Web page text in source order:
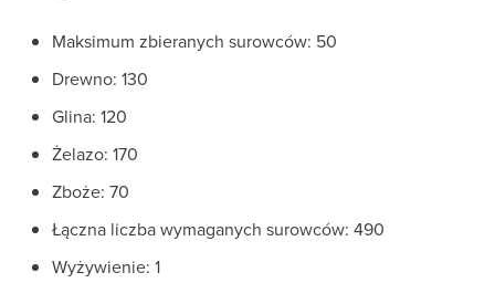
Maksimum zbieranych surowców: 50
Drewno: 130
Glina: 120
Żelazo: 170
Zboże: 70
Łączna liczba wymaganych surowców: 490
Wyżywienie: 1